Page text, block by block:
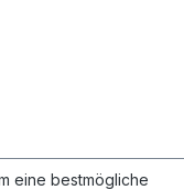
eine bestmögliche